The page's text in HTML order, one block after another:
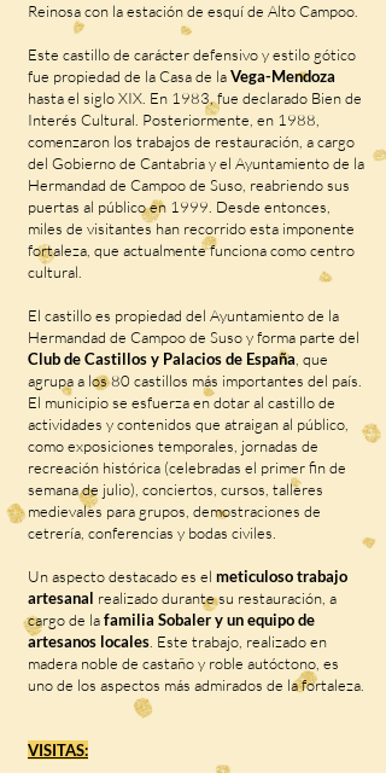
Reinosa con la estación de esquí de Alto Campoo.
Este castillo de carácter defensivo y estilo gótico
fue propiedad de la Casa de laVega-Mendoza
hasta el siglo XIX. En 1983, fue declarado Bien de
Interés Cultural. Posteriormente, en 1988,
comenzaron los trabajos de restauración, a cargo
del Gobierno de Cantabria y el Ayuntamiento de la
Hermandad de Campoo de Suso, reabriendo sus
puertas al público en 1999. Desde entonces,
miles de visitantes han recorrido esta imponente
fortaleza, que actualmente funciona como centro
cultural.
El castillo es propiedad del Ayuntamiento de la
Hermandad de Campoo de Suso y forma parte del
Club de Castillos y Palacios de España , que
agrupa a los 80 castillos más importantes del país.
El municipio se esfuerza en dotar al castillo de
actividades y contenidos que atraigan al público,
como exposiciones temporales, jornadas de
recreación histórica (celebradas el primer fin de
semana de julio), conciertos, cursos, talleres
medievales para grupos, demostraciones de
cetrería, conferencias y bodas civiles.
Un aspecto destacado es el meticuloso trabajo
artesanal realizado durante su restauración, a
cargo de lafamilia Sobaler y un equipo de
artesanos locales . Este trabajo, realizado en
madera noble de castaño y roble autóctono, es
uno de los aspectos más admirados de la fortaleza.
VISITAS: